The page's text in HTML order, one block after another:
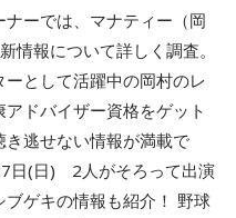
ナーでは、マナティー（岡
情報について詳しく調査。
として活躍中の岡村のレ
ドバイザー資格をゲット
き逃せない情報が満載で
日(日) 2人がそろって出演
ゲキの情報も紹介！ 野球